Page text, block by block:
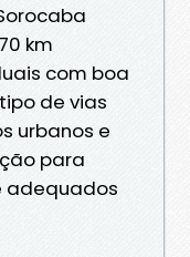
km
com boa
de vias
urbanos e
para
adequados